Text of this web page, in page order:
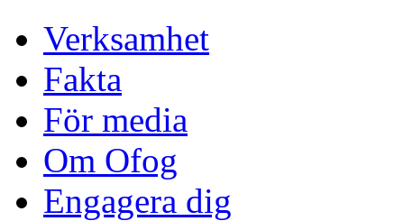
Verksamhet
Fakta
För media
Om Ofog
Engagera dig